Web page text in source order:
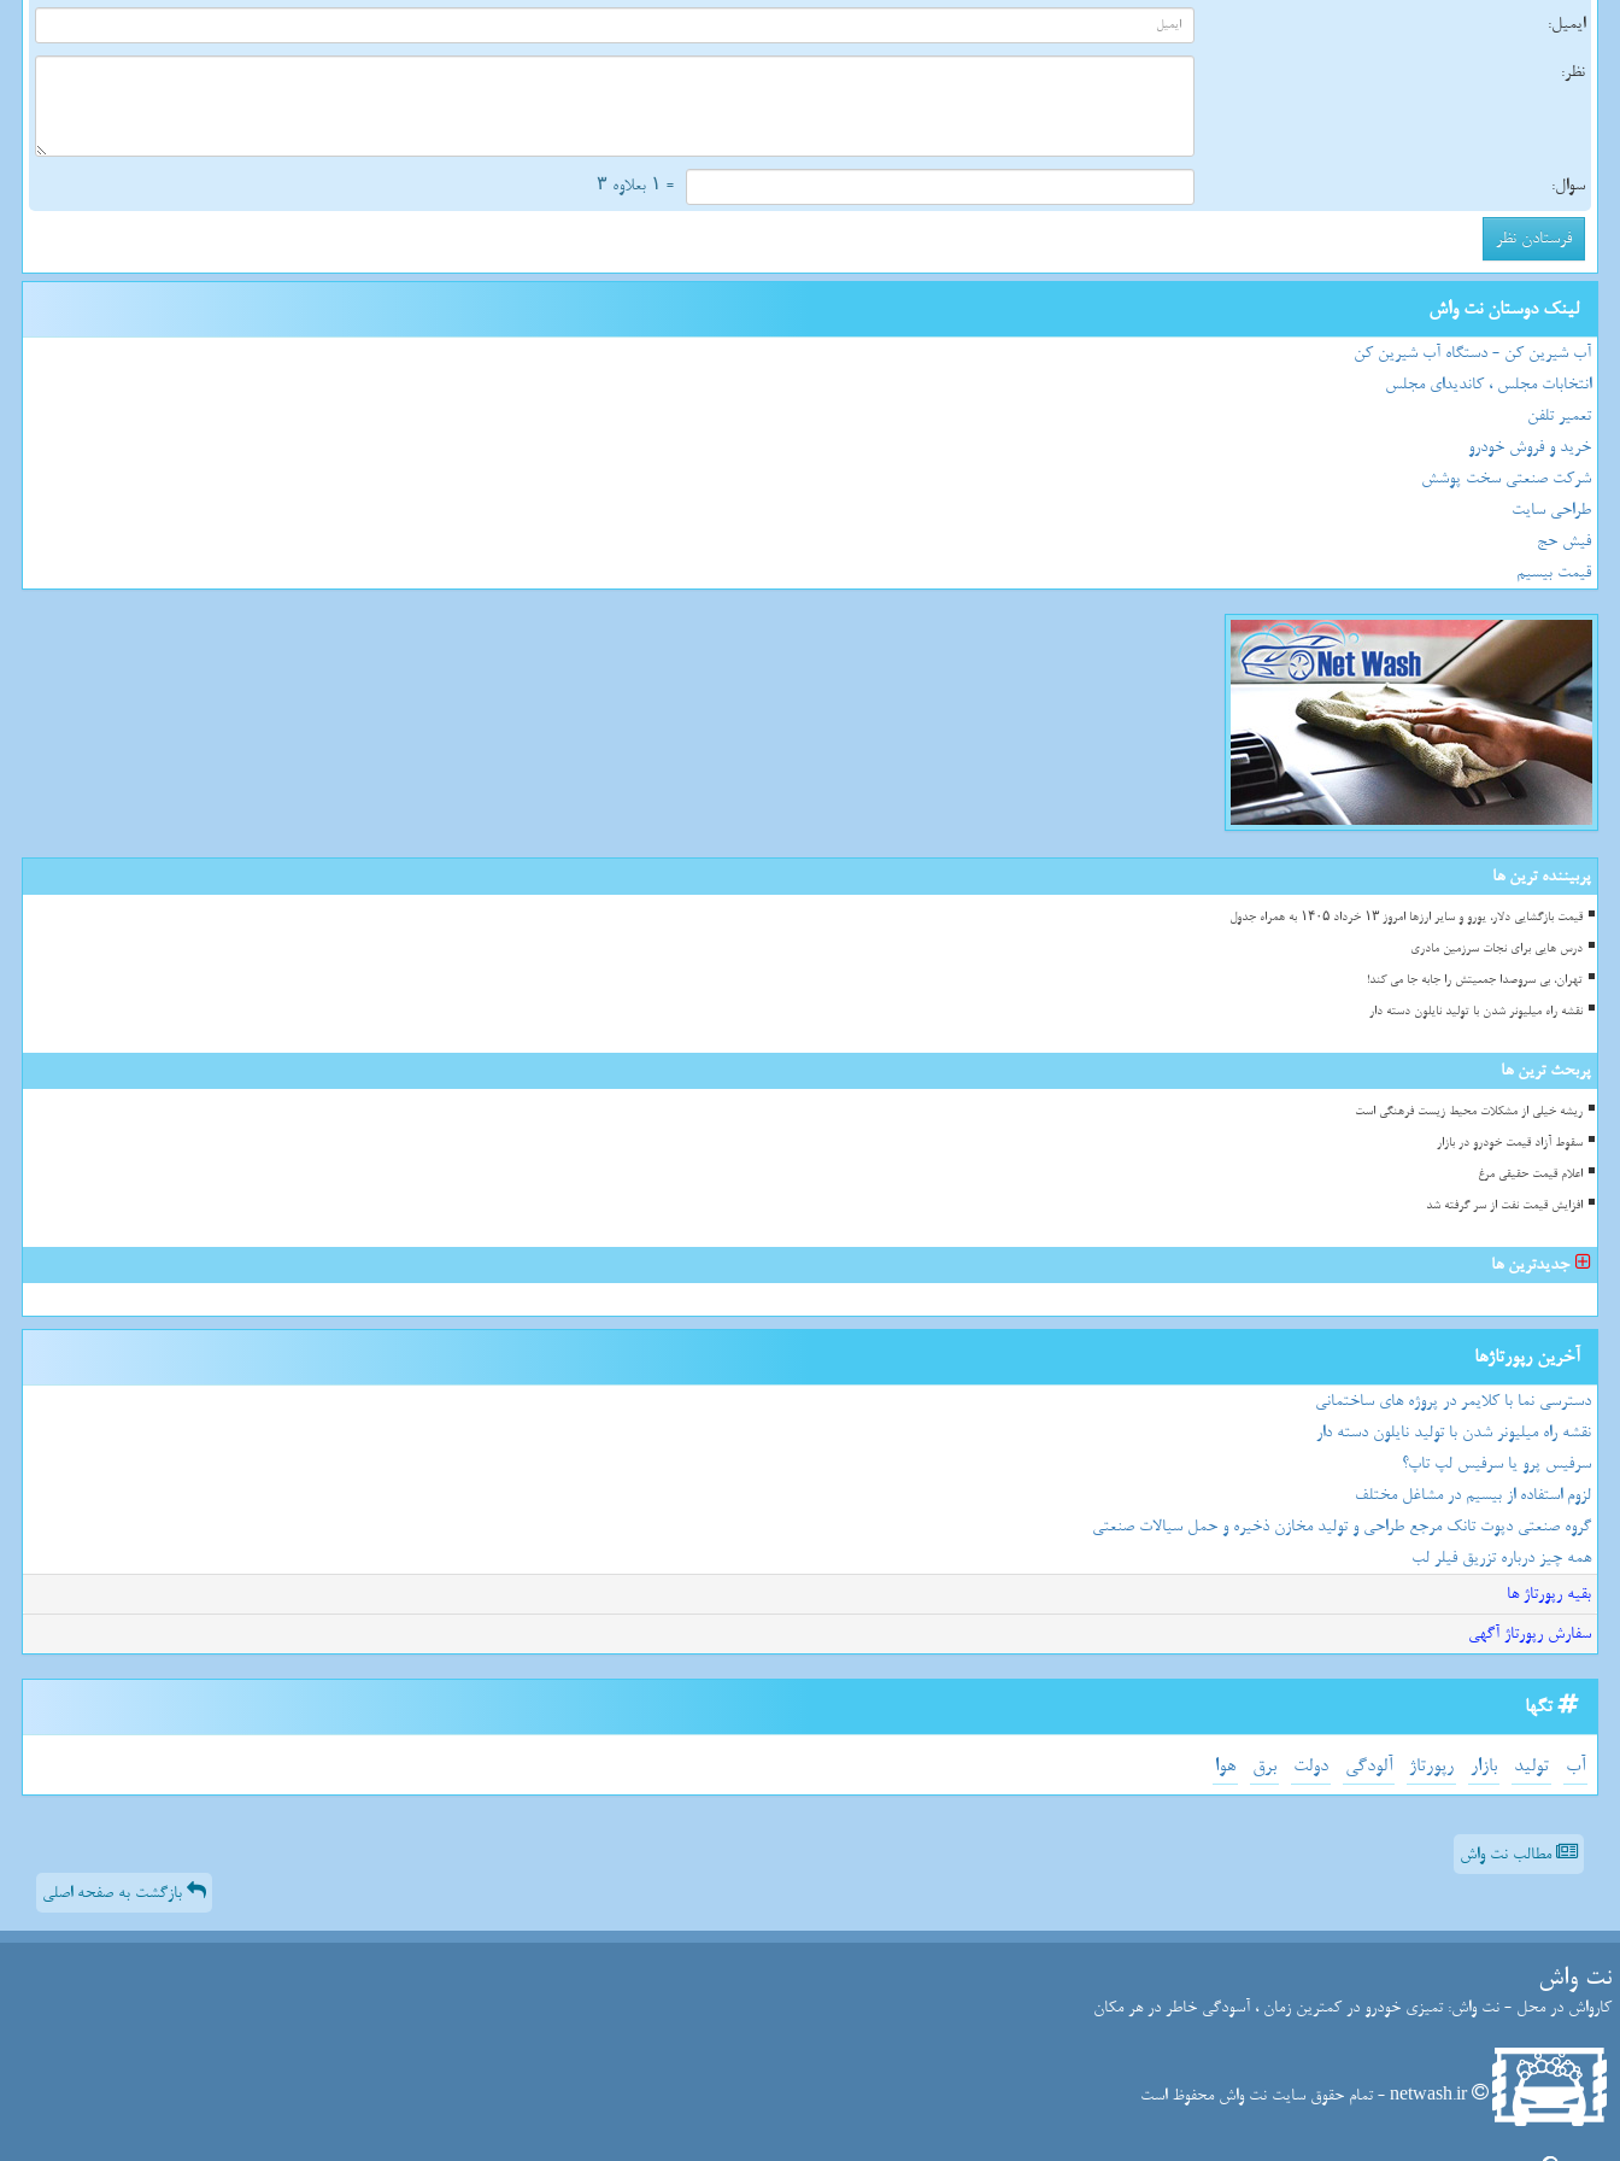
ایمیل:
نظر:
سوال: = ۱ بعلاوه ۳
لینک دوستان نت واش
آب شیرین کن - دستگاه آب شیرین کن
انتخابات مجلس ، کاندیدای مجلس
تعمیر تلفن
خرید و فروش خودرو
شرکت صنعتی سخت پوشش
طراحی سایت
فیش حج
قیمت بیسیم
پربیننده ترین ها
قیمت بازگشایی دلار، یورو و سایر ارزها امروز ۱۳ خرداد ۱۴۰۵ به همراه جدول
درس هایی برای نجات سرزمین مادری
تهران، بی سروصدا جمعیتش را جابه جا می کند!
نقشه راه میلیونر شدن با تولید نایلون دسته دار
پربحث ترین ها
ریشه خیلی از مشکلات محیط زیست فرهنگی است
سقوط آزاد قیمت خودرو در بازار
اعلام قیمت حقیقی مرغ
افزایش قیمت نفت از سر گرفته شد
جدیدترین ها
آخرین رپورتاژها
دسترسی نما با کلایمر در پروژه های ساختمانی
نقشه راه میلیونر شدن با تولید نایلون دسته دار
سرفیس پرو یا سرفیس لپ تاپ؟
لزوم استفاده از بیسیم در مشاغل مختلف
گروه صنعتی دپوت تانک مرجع طراحی و تولید مخازن ذخیره و حمل سیالات صنعتی
همه چیز درباره تزریق فیلر لب
بقیه رپورتاژ ها
سفارش رپورتاژ آگهی
تگها
آب تولید بازار رپورتاژ آلودگی دولت برق هوا
مطالب نت واش
بازگشت به صفحه اصلی
نت واش
کارواش در محل - نت واش: تمیزی خودرو در کمترین زمان ، آسودگی خاطر در هر مکان
netwash.ir - تمام حقوق سایت نت واش محفوظ است